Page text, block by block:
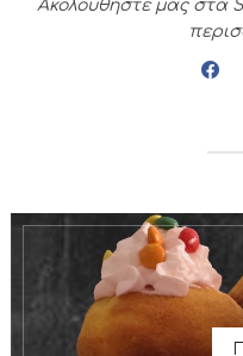
Ακολουθήστε μας στα